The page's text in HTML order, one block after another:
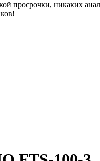
просрочки, никаких